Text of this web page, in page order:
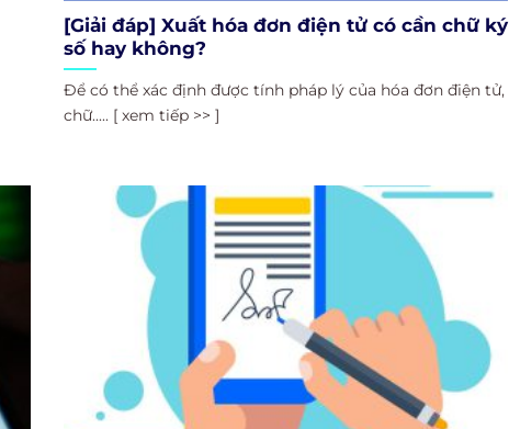
[Giải đáp] Xuất hóa đơn điện tử có cần chữ ký
số hay không?
Để có thể xác định được tính pháp lý của hóa đơn điện tử,
chữ..... [ xem tiếp >> ]